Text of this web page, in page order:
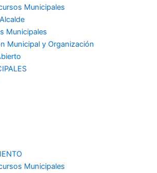
Municipales
Municipales
Municipal y Organización
Municipales